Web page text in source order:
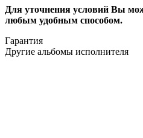
Для уточнения условий Вы
любым удобным способом.
Гарантия
Другие альбомы исполнителя